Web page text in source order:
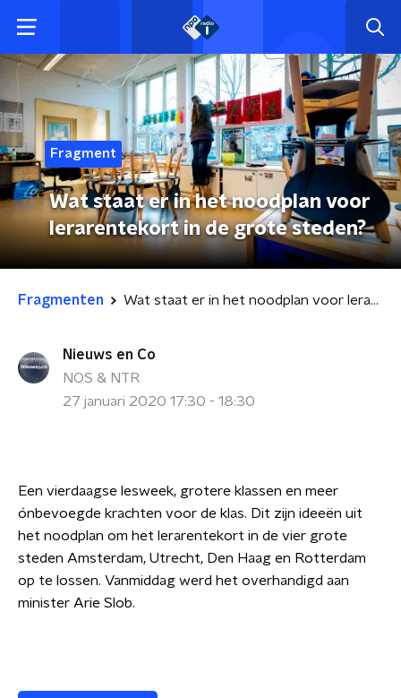
Fragment
Wat staat er in het noodplan voor
lerarentekort in de grote steden?
Fragmenten Wat staat er in het noodplan voor lerarentekort in de grote steden?
Nieuws en Co
NOS & NTR
27 januari 2020 17:30 - 18:30
Een vierdaagse lesweek, grotere klassen en meer
ónbevoegde krachten voor de klas. Dit zijn ideeën uit
het noodplan om het lerarentekort in de vier grote
steden Amsterdam, Utrecht, Den Haag en Rotterdam
op te lossen. Vanmiddag werd het overhandigd aan
minister Arie Slob.